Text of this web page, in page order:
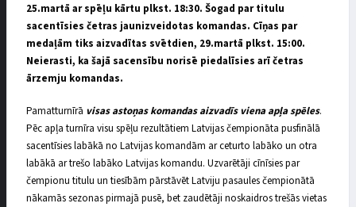
25.martā ar spēļu kārtu plkst. 18:30. Šogad par titulu
sacentīsies četras jaunizveidotas komandas. Cīņas par
medaļām tiks aizvadītas svētdien, 29.martā plkst. 15:00.
Neierasti, ka šajā sacensību norisē piedalīsies arī četras
ārzemju komandas.
Pamatturnīrā visas astoņas komandas aizvadīs viena apļa spēles.
Pēc apļa turnīra visu spēļu rezultātiem Latvijas čempionāta pusfinālā
sacentīsies labākā no Latvijas komandām ar ceturto labāko un otra
labākā ar trešo labāko Latvijas komandu. Uzvarētāji cīnīsies par
čempionu titulu un tiesībām pārstāvēt Latviju pasaules čempionātā
nākamās sezonas pirmajā pusē, bet zaudētāji noskaidros trešās vietas